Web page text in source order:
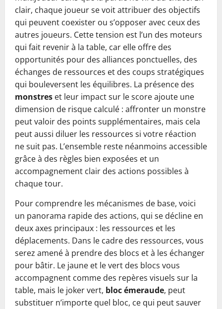
clair, chaque joueur se voit attribuer des objectifs
qui peuvent coexister ou s’opposer avec ceux des
autres joueurs. Cette tension est l’un des moteurs
qui fait revenir à la table, car elle offre des
opportunités pour des alliances ponctuelles, des
échanges de ressources et des coups stratégiques
qui bouleversent les équilibres. La présence des
monstres et leur impact sur le score ajoute une
dimension de risque calculé : affronter un monstre
peut valoir des points supplémentaires, mais cela
peut aussi diluer les ressources si votre réaction
ne suit pas. L’ensemble reste néanmoins accessible
grâce à des règles bien exposées et un
accompagnement clair des actions possibles à
chaque tour.
Pour comprendre les mécanismes de base, voici
un panorama rapide des actions, qui se décline en
deux axes principaux : les ressources et les
déplacements. Dans le cadre des ressources, vous
serez amené à prendre des blocs et à les échanger
pour bâtir. Le jaune et le vert des blocs vous
accompagnent comme des repères visuels sur la
table, mais le joker vert, bloc émeraude, peut
substituer n’importe quel bloc, ce qui peut sauver